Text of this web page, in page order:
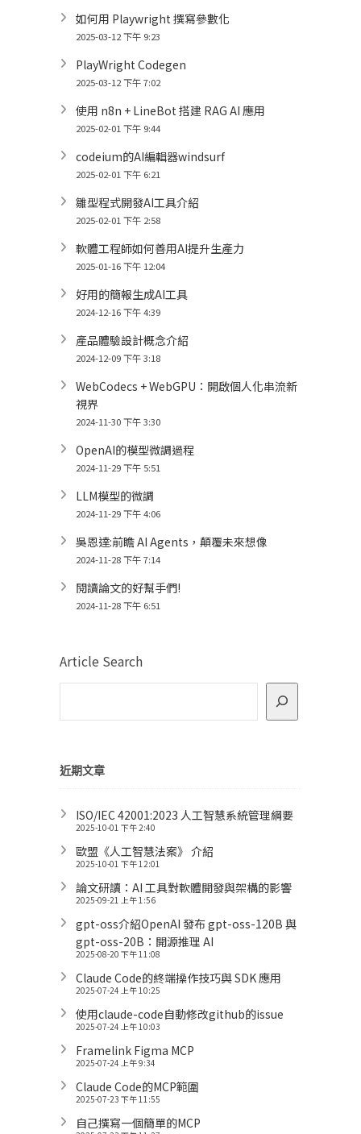
如何用 Playwright 撰寫參數化
2025-03-12 下午 9:23
PlayWright Codegen
2025-03-12 下午 7:02
使用 n8n + LineBot 搭建 RAG AI 應用
2025-02-01 下午 9:44
codeium的AI編輯器windsurf
2025-02-01 下午 6:21
雛型程式開發AI工具介紹
2025-02-01 下午 2:58
軟體工程師如何善用AI提升生產力
2025-01-16 下午 12:04
好用的簡報生成AI工具
2024-12-16 下午 4:39
產品體驗設計概念介紹
2024-12-09 下午 3:18
WebCodecs + WebGPU：開啟個人化串流新
視界
2024-11-30 下午 3:30
OpenAI的模型微調過程
2024-11-29 下午 5:51
LLM模型的微調
2024-11-29 下午 4:06
吳恩達:前瞻 AI Agents，顛覆未來想像
2024-11-28 下午 7:14
閱讀論文的好幫手們!
2024-11-28 下午 6:51
Article Search
近期文章
ISO/IEC 42001:2023 人工智慧系統管理綱要
2025-10-01 下午 2:40
歐盟《人工智慧法案》 介紹
2025-10-01 下午 12:01
論文研讀：AI 工具對軟體開發與架構的影響
2025-09-21 上午 1:56
gpt-oss介紹OpenAI 發布 gpt-oss-120B 與
gpt-oss-20B：開源推理 AI
2025-08-20 下午 11:08
Claude Code的終端操作技巧與 SDK 應用
2025-07-24 上午 10:25
使用claude-code自動修改github的issue
2025-07-24 上午 10:03
Framelink Figma MCP
2025-07-24 上午 9:34
Claude Code的MCP範圍
2025-07-23 下午 11:55
自己撰寫一個簡單的MCP